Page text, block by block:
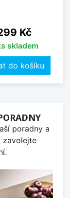
Kč
skladem
do košíku
poradny a
zavolejte